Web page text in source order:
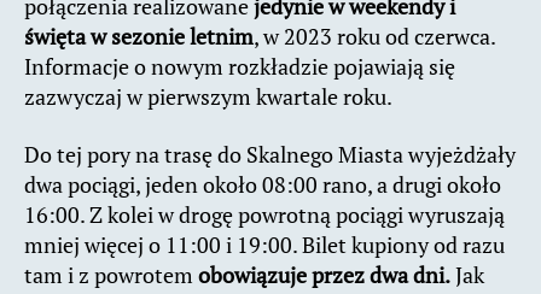
połączenia realizowanejedynie w weekendy i
święta w sezonie letnim, w 2023 roku od czerwca.
Informacje o nowym rozkładzie pojawiają się
zazwyczaj w pierwszym kwartale roku.
Do tej pory na trasę do Skalnego Miasta wyjeżdżały
dwa pociągi, jeden około 08:00 rano, a drugi około
16:00. Z kolei w drogę powrotną pociągi wyruszają
mniej więcej o 11:00 i 19:00. Bilet kupiony od razu
tam i z powrotem obowiązuje przez dwa dni.Jak